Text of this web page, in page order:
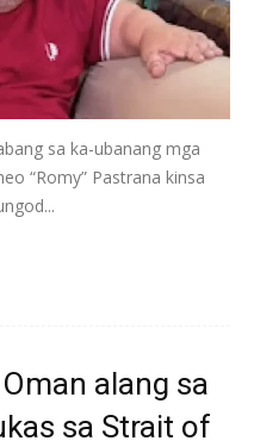
sa ka-ubanang mga
“Romy” Pastrana kinsa
alang sa
sa Strait of